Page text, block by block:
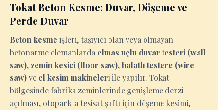
Tokat Beton Kesme: Duvar, Döşeme ve
Perde Duvar
Beton kesme işleri, taşıyıcı olan veya olmayan
betonarme elemanlarda elmas uçlu duvar testeri (wall
saw), zemin kesici (floor saw),halatlı testere (wire
saw)ve el kesim makineleriile yapılır. Tokat
bölgesinde fabrika zeminlerinde genişleme derzi
açılması, otoparkta tesisat şaftı için döşeme kesimi,